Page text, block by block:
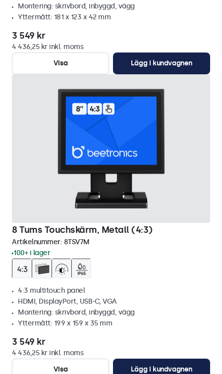
Montering: skrivbord, inbyggd, vägg
Yttermått: 181 x 123 x 42 mm
3 549 kr
4 436,25 kr inkl. moms
Visa
Lägg i kundvagnen
8 Tums Touchskärm, Metall (4:3)
Artikelnummer: 8TSV7M
100+ i lager
4:3 multitouch panel
HDMI, DisplayPort, USB-C, VGA
Montering: skrivbord, inbyggd, vägg
Yttermått: 199 x 159 x 35 mm
3 549 kr
4 436,25 kr inkl. moms
Visa
Lägg i kundvagnen